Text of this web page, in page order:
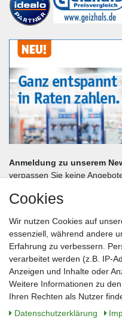
Anmeldung zu unserem
verpassen Sie keine
Nachname*
E-Mail*
Cookies
Wir nutzen Cookies auf
essenziell, während andere
Erfahrung zu verbessern.
verarbeitet werden (z.B. IP-
Anzeigen und Inhalte oder
Weitere Informationen zu
Ihren Rechten als Nutzer
Daten­schutz­erklärung